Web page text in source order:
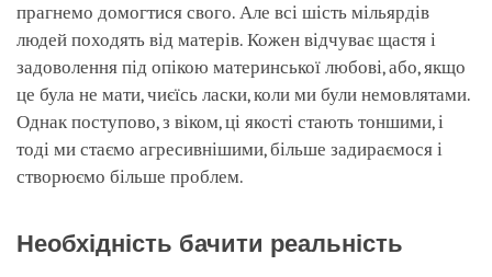
прагнемо домогтися свого. Але всі шість мільярдів
людей походять від матерів. Кожен відчуває щастя і
задоволення під опікою материнської любові, або, якщо
це була не мати, чиєїсь ласки, коли ми були немовлятами.
Однак поступово, з віком, ці якості стають тоншими, і
тоді ми стаємо агресивнішими, більше задираємося і
створюємо більше проблем.
Необхідність бачити реальність